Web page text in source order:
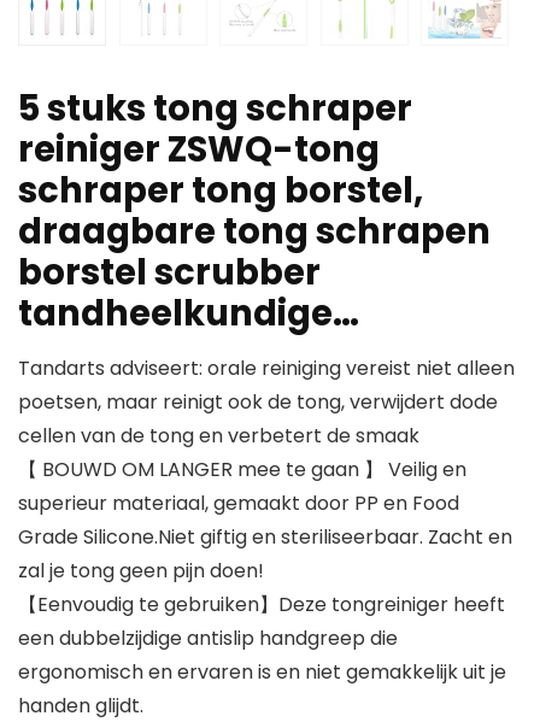
5 stuks tong schraper
reiniger ZSWQ-tong
schraper tong borstel,
draagbare tong schrapen
borstel scrubber
tandheelkundige…
Tandarts adviseert: orale reiniging vereist niet alleen
poetsen, maar reinigt ook de tong, verwijdert dode
cellen van de tong en verbetert de smaak
【 BOUWD OM LANGER mee te gaan 】 Veilig en
superieur materiaal, gemaakt door PP en Food
Grade Silicone.Niet giftig en steriliseerbaar. Zacht en
zal je tong geen pijn doen!
【Eenvoudig te gebruiken】Deze tongreiniger heeft
een dubbelzijdige antislip handgreep die
ergonomisch en ervaren is en niet gemakkelijk uit je
handen glijdt.